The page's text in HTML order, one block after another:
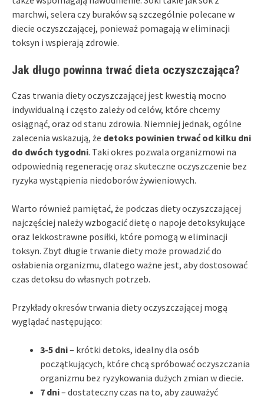
marchwi, selera czy buraków są szczególnie polecane w
diecie oczyszczającej, ponieważ pomagają w eliminacji
toksyn i wspierają zdrowie.
Jak długo powinna trwać dieta oczyszczająca?
Czas trwania diety oczyszczającej jest kwestią mocno
indywidualną i często zależy od celów, które chcemy
osiągnąć, oraz od stanu zdrowia. Niemniej jednak, ogólne
zalecenia wskazują, że detoks powinien trwać od kilku dni
do dwóch tygodni. Taki okres pozwala organizmowi na
odpowiednią regenerację oraz skuteczne oczyszczenie bez
ryzyka wystąpienia niedoborów żywieniowych.
Warto również pamiętać, że podczas diety oczyszczającej
najczęściej należy wzbogacić dietę o napoje detoksykujące
oraz lekkostrawne posiłki, które pomogą w eliminacji
toksyn. Zbyt długie trwanie diety może prowadzić do
osłabienia organizmu, dlatego ważne jest, aby dostosować
czas detoksu do własnych potrzeb.
Przykłady okresów trwania diety oczyszczającej mogą
wyglądać następująco:
3-5 dni– krótki detoks, idealny dla osób
początkujących, które chcą spróbować oczyszczania
organizmu bez ryzykowania dużych zmian w diecie.
7 dni– dostateczny czas na to, aby zauważyć